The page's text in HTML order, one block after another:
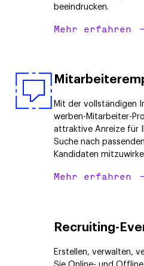
beeindrucken.
Mehr erfahren
Mit der vollständigen
werben-Mitarbeiter-
attraktive Anreize für
Suche nach
Kandidaten
Mehr erfahren
Recruiting-
Erstellen, verwalten,